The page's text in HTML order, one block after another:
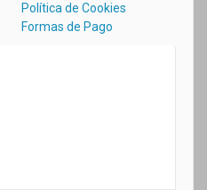
Política de Cookies
Formas de Pago